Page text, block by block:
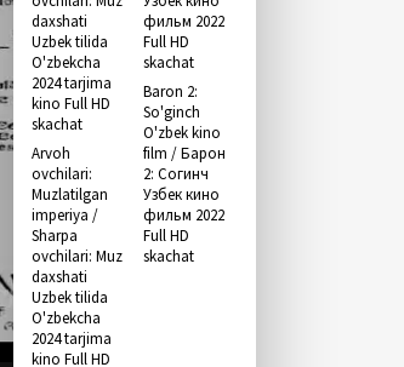
Arvoh
ovchilari:
Muzlatilgan
imperiya /
Sharpa
ovchilari: Muz
daxshati
Uzbek tilida
O'zbekcha
2024 tarjima
kino Full HD
Baron 2:
So'ginch
O'zbek kino
film / Барон
2: Согинч
Узбек кино
фильм 2022
Full HD
skachat